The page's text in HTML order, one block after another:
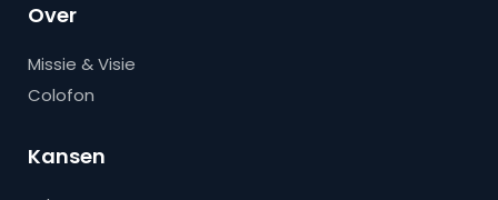
Over
Missie & Visie
Colofon
Kansen